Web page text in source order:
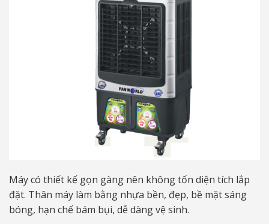
Máy có thiết kế gọn gàng nên không tốn diện tích lắp
đặt. Thân máy làm bằng nhựa bền, đẹp, bề mặt sáng
bóng, hạn chế bám bụi, dễ dàng vệ sinh.